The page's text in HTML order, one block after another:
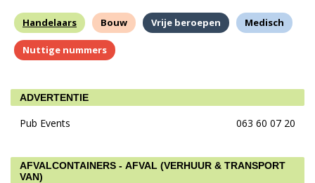
Handelaars Bouw Vrije beroepen Medisch
Nuttige nummers
ADVERTENTIE
Pub Events 063 60 07 20
AFVALCONTAINERS - AFVAL (VERHUUR & TRANSPORT
VAN)